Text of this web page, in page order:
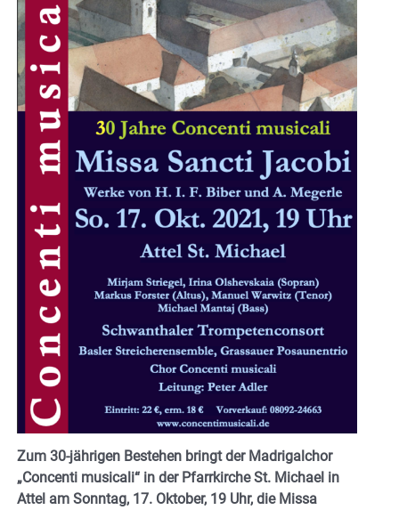
Zum 30-jährigen Bestehen bringt der Madrigalchor
„Concenti musicali“ in der Pfarrkirche St. Michael in
Attel am Sonntag, 17. Oktober, 19 Uhr, die Missa